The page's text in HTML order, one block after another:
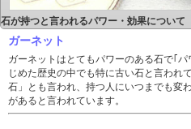
石が持つと言われるパワー・効果について
ガーネット
ガーネットはとてもパワーのある石で｢
じめた歴史の中でも特に古い石と言わ
石」とも言われ、持つ人にいつまでも変
があると言われています。